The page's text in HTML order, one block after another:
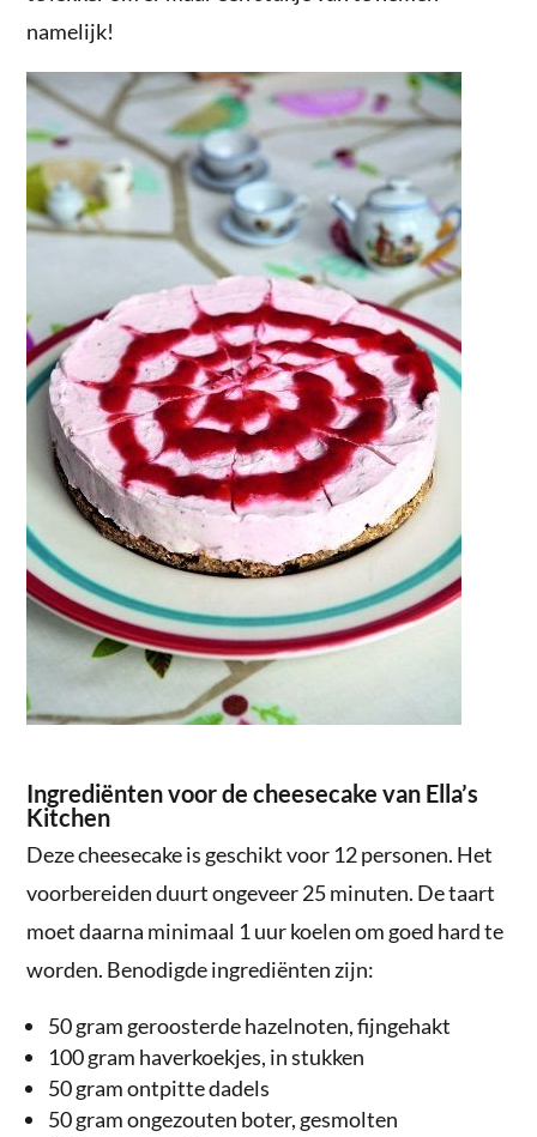
namelijk!
Ingrediënten voor de cheesecake van Ella’s
Kitchen
Deze cheesecake is geschikt voor 12 personen. Het
voorbereiden duurt ongeveer 25 minuten. De taart
moet daarna minimaal 1 uur koelen om goed hard te
worden. Benodigde ingrediënten zijn:
50 gram geroosterde hazelnoten, fijngehakt
100 gram haverkoekjes, in stukken
50 gram ontpitte dadels
50 gram ongezouten boter, gesmolten